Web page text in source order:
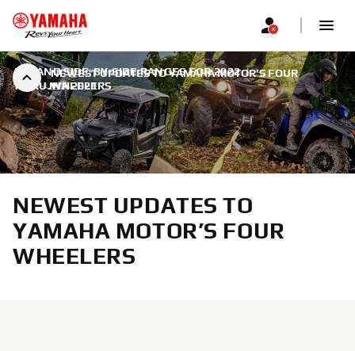
NEWEST UPDATES TO YAMAHA MOTOR’S FOUR
WHEELERS
ATV AND SIDE-BY-SIDE RANGES FOR 2022 |
14. RUJNA 2021.
NEWEST UPDATES TO
YAMAHA MOTOR’S FOUR
WHEELERS